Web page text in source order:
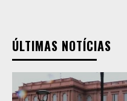
ÚLTIMAS NOTÍCIAS